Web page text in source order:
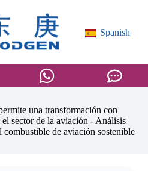
Spanish
una transformación con
sector de la aviación - Análisis
combustible de aviación sostenible